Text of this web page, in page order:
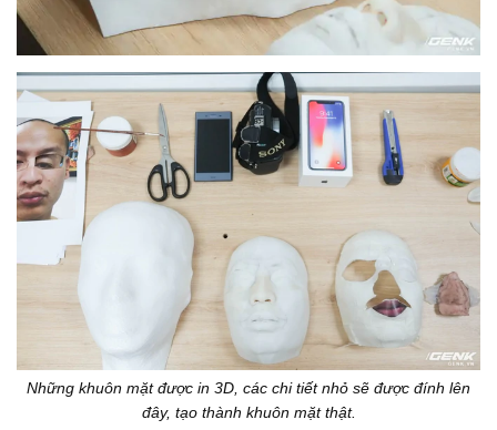
Những khuôn mặt được in 3D, các chi tiết nhỏ sẽ được đính lên
đây, tạo thành khuôn mặt thật.